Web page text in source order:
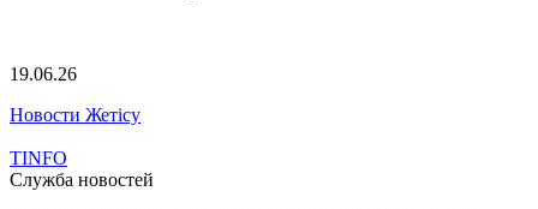
19.06.26
Новости Жетісу
TINFO
Служба новостей